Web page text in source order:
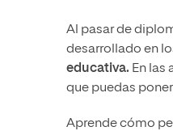
Al pasar de
desarrollado en
educativa. En las
que puedas
Aprende cómo